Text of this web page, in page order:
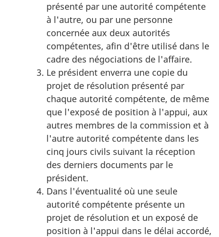
présenté par une autorité compétente
à l'autre, ou par une personne
concernée aux deux autorités
compétentes, afin d'être utilisé dans le
cadre des négociations de l'affaire.
Le président enverra une copie du
projet de résolution présenté par
chaque autorité compétente, de même
que l'exposé de position à l'appui, aux
autres membres de la commission et à
l'autre autorité compétente dans les
cinq jours civils suivant la réception
des derniers documents par le
président.
Dans l'éventualité où une seule
autorité compétente présente un
projet de résolution et un exposé de
position à l'appui dans le délai accordé,